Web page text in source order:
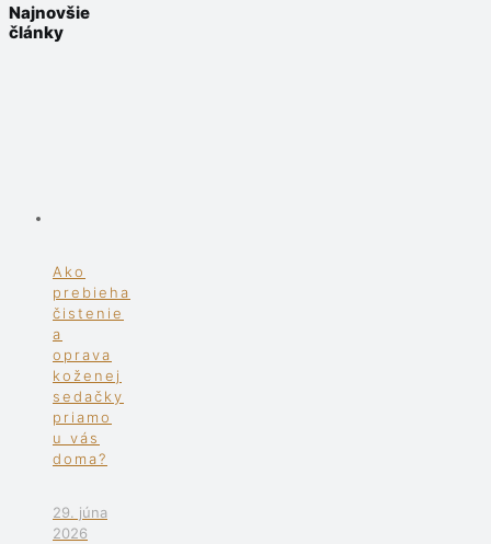
Najnovšie
články
Ako
prebieha
čistenie
a
oprava
koženej
sedačky
priamo
u vás
doma?
29. júna
2026